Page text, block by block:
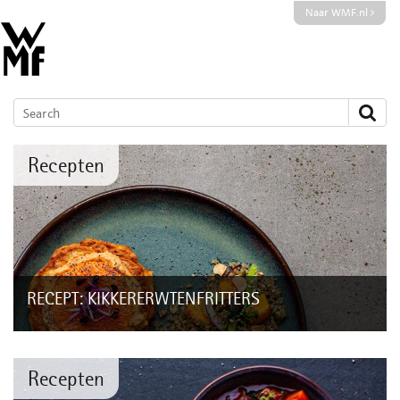
Naar WMF.nl
RECEPT: KIKKERERWTENFRITTERS
Deze fritters van kikkererwtenmeel zijn in een handomdraai
En door ze op deze manier te...
Recepten
Recepten